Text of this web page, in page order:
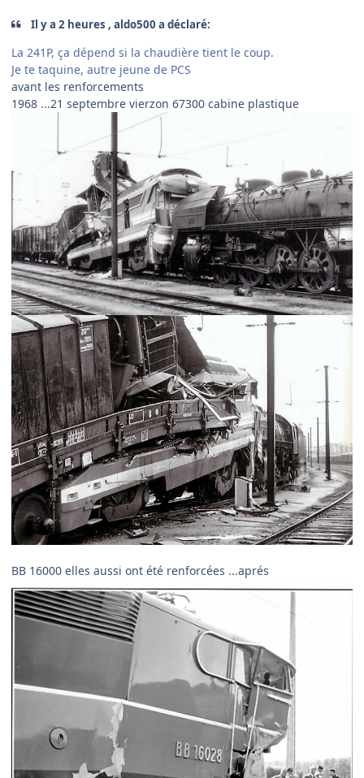
Il y a 2 heures , aldo500 a déclaré:
La 241P, ça dépend si la chaudière tient le coup.
Je te taquine, autre jeune de PCS
avant les renforcements
1968 ...21 septembre vierzon 67300 cabine plastique
BB 16000 elles aussi ont été renforcées ...aprés